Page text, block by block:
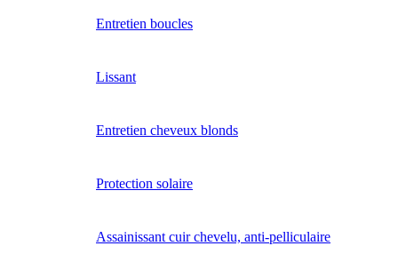
Entretien boucles
Lissant
Entretien cheveux blonds
Protection solaire
Assainissant cuir chevelu, anti-pelliculaire